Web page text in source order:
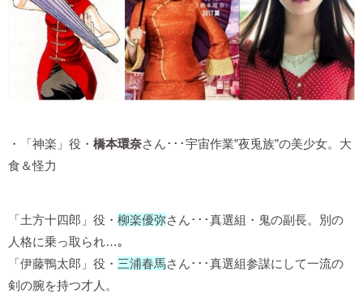
・「神楽」役・ 橋本環奈さん･･･宇宙作業”夜兎族”の美少女。大
食＆怪力
「土方十四郎」役・ 柳楽優弥さん･･･真選組・鬼の副長。別の
人格に乗っ取られ…｡
「伊藤鴨太郎」役・ 三浦春馬さん･･･真選組参謀にして一流の
剣の腕を持つ才人。